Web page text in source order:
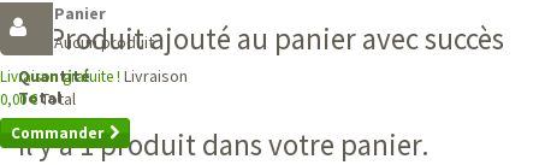
Panier
Aucun produit
Livraison gratuite ! Livraison
0,00 €Total
Commander
Produit ajouté au panier avec succès
Quantité
Total
Il y a 1 produit dans votre panier.